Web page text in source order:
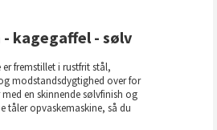
- kagegaffel - sølv
er fremstillet i rustfrit stål,
modstandsdygtighed over for
en skinnende sølvfinish og
tåler opvaskemaskine, så du